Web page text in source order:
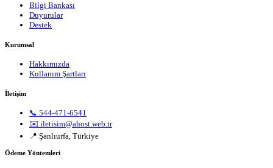
Bilgi Bankası
Duyurular
Destek
Kurumsal
Hakkımızda
Kullanım Şartları
İletişim
📞 544-471-6541
✉️ iletisim@ahost.web.tr
📍 Şanlıurfa, Türkiye
Ödeme Yöntemleri